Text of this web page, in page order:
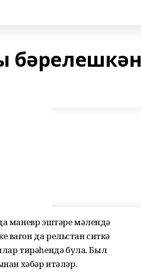
бәрелешкән
маневр эштәре мәлендә
вагон да рельстан ситкә
тирәһендә була. Был
хәбәр итәләр.